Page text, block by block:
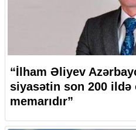
“İlham Əliyev
siyasətin son 200 ildə
memarıdır”